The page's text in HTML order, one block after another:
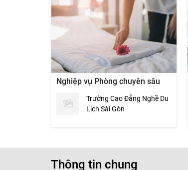
Nghiệp vụ Phòng chuyên sâu
Trường Cao Đẳng Nghề Du
Lịch Sài Gòn
Thông tin chung